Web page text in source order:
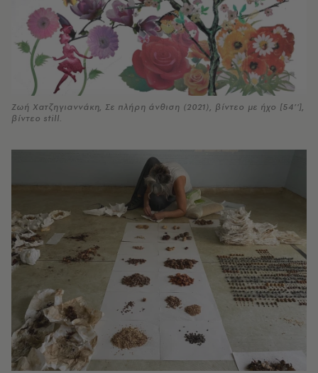
Ζωή Χατζηγιαννάκη, Σε πλήρη άνθιση (2021), βίντεο με ήχο [54’’],
βίντεο still.